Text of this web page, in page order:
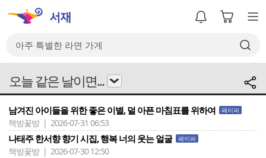
오늘 같은 날이면...
남겨진 아이들을 위한 좋은 이별, 덜 아픈 마침표를 위하여 페이퍼
책방꽃방 | 2026-07-31 06:53
나태주 한서향 향기 시집, 행복 너의 웃는 얼굴 페이퍼
책방꽃방 | 2026-07-30 12:50